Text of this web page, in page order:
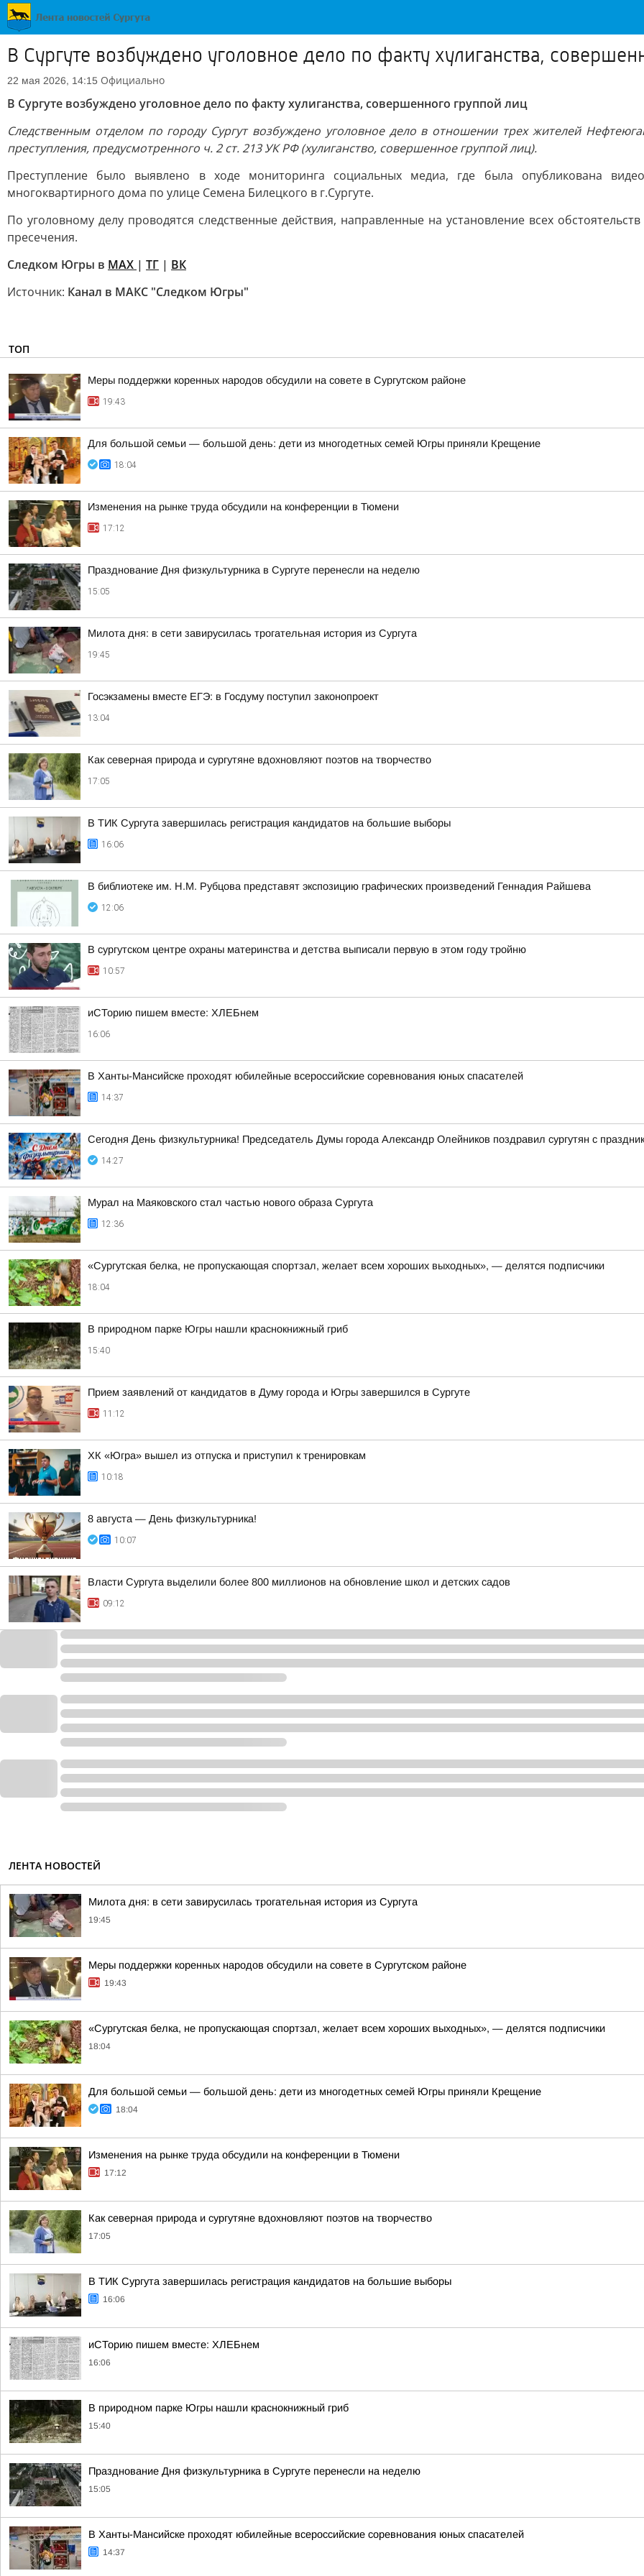
В Сургуте возбуждено уголовное дело по факту хулиганства,
22 мая 2026, 14:15 Официально
В Сургуте возбуждено уголовное дело по факту хулиганства, совершенного группой лиц
Следственным отделом по городу Сургут возбуждено уголовное дело в отношении трех жителей
преступления, предусмотренного ч. 2 ст. 213 УК РФ (хулиганство, совершенное группой лиц).
Преступление было выявлено в ходе мониторинга социальных медиа, где была опубликована
многоквартирного дома по улице Семена Билецкого в г.Сургуте.
По уголовному делу проводятся следственные действия, направленные на установление всех
пресечения.
Следком Югры в MAX | ТГ | ВК
Источник: Канал в МАКС "Следком Югры"
ТОП
Меры поддержки коренных народов обсудили на совете в Сургутском районе
19:43
Для большой семьи — большой день: дети из многодетных семей Югры приняли Крещение
18:04
Изменения на рынке труда обсудили на конференции в Тюмени
17:12
Празднование Дня физкультурника в Сургуте перенесли на неделю
15:05
Милота дня: в сети завирусилась трогательная история из Сургута
19:45
Госэкзамены вместе ЕГЭ: в Госдуму поступил законопроект
13:04
Как северная природа и сургутяне вдохновляют поэтов на творчество
17:05
В ТИК Сургута завершилась регистрация кандидатов на большие выборы
16:06
В библиотеке им. Н.М. Рубцова представят экспозицию графических произведений Геннадия Райшева
12:06
В сургутском центре охраны материнства и детства выписали первую в этом году тройню
10:57
иСТорию пишем вместе: ХЛЕБнем
16:06
В Ханты-Мансийске проходят юбилейные всероссийские соревнования юных спасателей
14:37
Сегодня День физкультурника! Председатель Думы города Александр Олейников поздравил сургутян с
14:27
Мурал на Маяковского стал частью нового образа Сургута
12:36
«Сургутская белка, не пропускающая спортзал, желает всем хороших выходных», — делятся подписчики
18:04
В природном парке Югры нашли краснокнижный гриб
15:40
Прием заявлений от кандидатов в Думу города и Югры завершился в Сургуте
11:12
ХК «Югра» вышел из отпуска и приступил к тренировкам
10:18
8 августа — День физкультурника!
10:07
Власти Сургута выделили более 800 миллионов на обновление школ и детских садов
09:12
ЛЕНТА НОВОСТЕЙ
Милота дня: в сети завирусилась трогательная история из Сургута
19:45
Меры поддержки коренных народов обсудили на совете в Сургутском районе
19:43
«Сургутская белка, не пропускающая спортзал, желает всем хороших выходных», — делятся подписчики
18:04
Для большой семьи — большой день: дети из многодетных семей Югры приняли Крещение
18:04
Изменения на рынке труда обсудили на конференции в Тюмени
17:12
Как северная природа и сургутяне вдохновляют поэтов на творчество
17:05
В ТИК Сургута завершилась регистрация кандидатов на большие выборы
16:06
иСТорию пишем вместе: ХЛЕБнем
16:06
В природном парке Югры нашли краснокнижный гриб
15:40
Празднование Дня физкультурника в Сургуте перенесли на неделю
15:05
В Ханты-Мансийске проходят юбилейные всероссийские соревнования юных спасателей
14:37